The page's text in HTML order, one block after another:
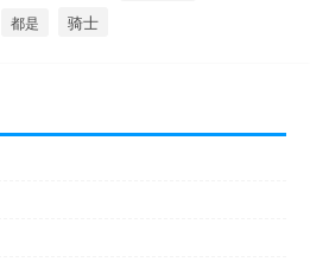
都是 骑士